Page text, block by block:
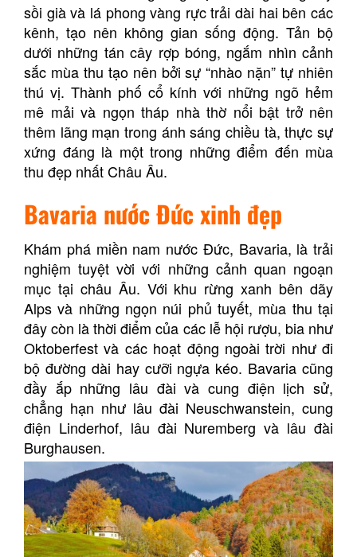
sồi già và lá phong vàng rực trải dài hai bên các
kênh, tạo nên không gian sống động. Tản bộ
dưới những tán cây rợp bóng, ngắm nhìn cảnh
sắc mùa thu tạo nên bởi sự “nhào nặn” tự nhiên
thú vị. Thành phố cổ kính với những ngõ hẻm
mê mải và ngọn tháp nhà thờ nổi bật trở nên
thêm lãng mạn trong ánh sáng chiều tà, thực sự
xứng đáng là một trong những điểm đến mùa
thu đẹp nhất Châu Âu.
Bavaria nước Đức xinh đẹp
Khám phá miền nam nước Đức, Bavaria, là trải
nghiệm tuyệt vời với những cảnh quan ngoạn
mục tại châu Âu. Với khu rừng xanh bên dãy
Alps và những ngọn núi phủ tuyết, mùa thu tại
đây còn là thời điểm của các lễ hội rượu, bia như
Oktoberfest và các hoạt động ngoài trời như đi
bộ đường dài hay cưỡi ngựa kéo. Bavaria cũng
đầy ắp những lâu đài và cung điện lịch sử,
chẳng hạn như lâu đài Neuschwanstein, cung
điện Linderhof, lâu đài Nuremberg và lâu đài
Burghausen.